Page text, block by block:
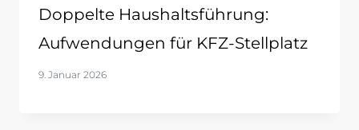
Doppelte Haushaltsführung:
Aufwendungen für KFZ-Stellplatz
9. Januar 2026